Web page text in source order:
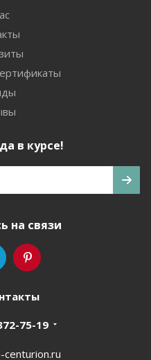
в курсе!
на связи
75-19
centurion.ru